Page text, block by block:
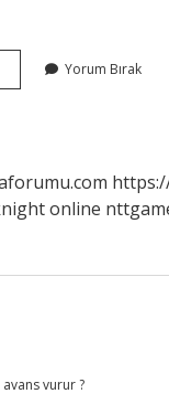
Yorum Bırak
online
vurur ?